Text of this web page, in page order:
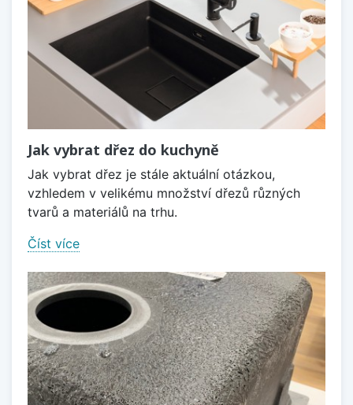
Jak vybrat dřez do kuchyně
Jak vybrat dřez je stále aktuální otázkou,
vzhledem v velikému množství dřezů různých
tvarů a materiálů na trhu.
Číst více